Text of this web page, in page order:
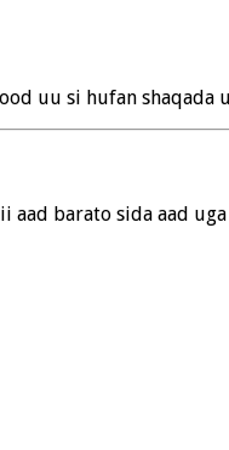
uu si hufan shaqada
barato sida aad